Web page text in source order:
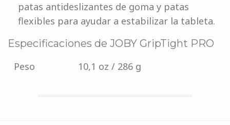
patas antideslizantes de goma y patas
flexibles para ayudar a estabilizar la tableta.
Especificaciones de JOBY GripTight PRO
Peso
10,1 oz / 286 g